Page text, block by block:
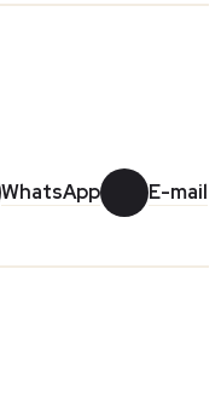
WhatsApp E-mail